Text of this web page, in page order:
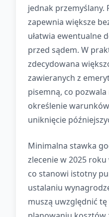
jednak przemyślany.
zapewnia większe
ułatwia ewentualne
przed sądem. W
zdecydowana
zawieranych z
pisemną, co
określenie
uniknięcie
Minimalna stawka
zlecenie w 2025 roku
co stanowi istotny
ustalaniu
muszą uwzględnić